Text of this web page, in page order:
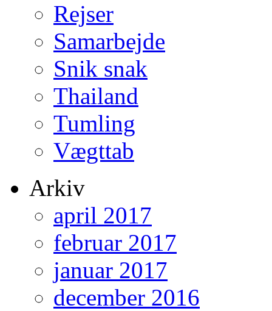
Rejser
Samarbejde
Snik snak
Thailand
Tumling
Vægttab
Arkiv
april 2017
februar 2017
januar 2017
december 2016